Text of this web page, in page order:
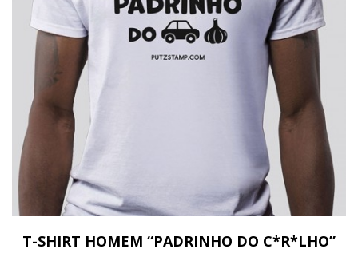
T-SHIRT HOMEM “PADRINHO DO C*R*LHO”